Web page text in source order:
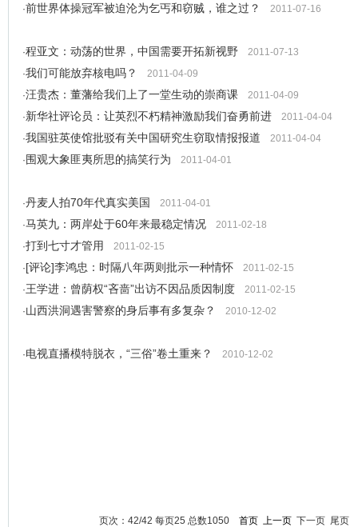
·前世界体操冠军被迫沦为乞丐和窃贼，谁之过？ 2011-07-16
·程亚文：动荡的世界，中国需要开拓新视野
2011-07-13
·我们可能放弃核电吗？
2011-04-09
·汪贵杰：董藩给我们上了一堂生动的崇商课
2011-04-09
·新华社评论员：让英烈不朽精神激励我们奋勇前进
2011-04-04
·我国驻英使馆批驳有关中国研究生窃取情报报道
2011-04-04
· 围观大象匪夷所思的搞笑行为 2011-04-01
·丹麦人拍70年代真实美国
2011-04-01
·马英九：两岸处于60年来最稳定情况
2011-02-18
·打到七寸才管用
2011-02-15
·[评论]李鸿忠：时隔八年两则批示一种情怀
2011-02-15
·王学进：曾荫权“吝啬”出访不因品质因制度
2011-02-15
·山西洪洞遇害警察的身后事有多复杂？ 2010-12-02
·电视直播模特脱衣，“三俗”卷土重来？ 2010-12-02
页次：42/42 每页25 总数1050 首页 上一页 下一页 尾页